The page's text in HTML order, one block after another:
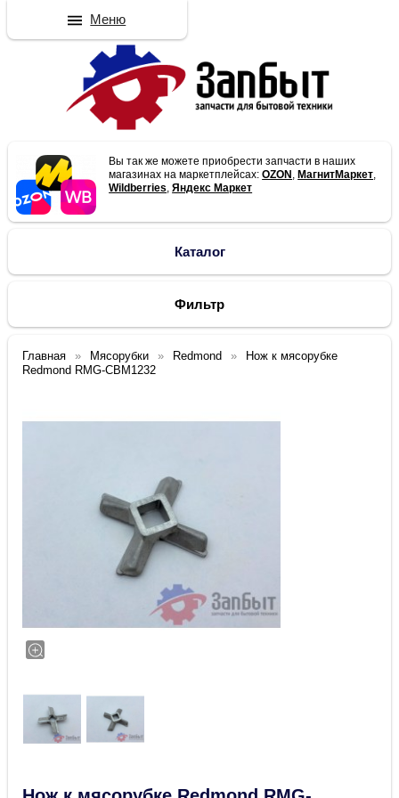
Вы так же можете приобрести запчасти в наших
магазинах на маркетплейсах:OZON , МагнитМаркет,
Wildberries,Яндекс Маркет
Каталог
Фильтр
Главная Мясорубки Redmond
Нож к мясорубке
Redmond RMG-CBM1232
Меню